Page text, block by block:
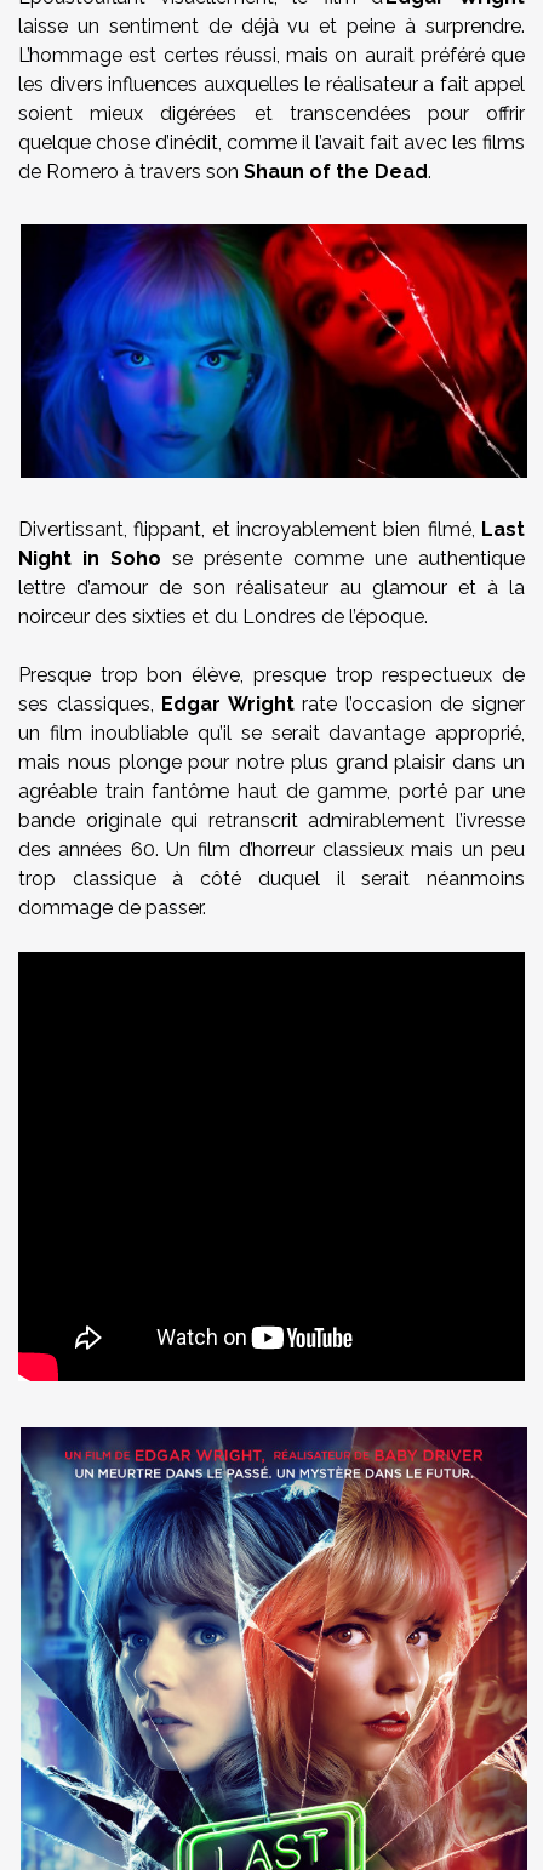
laisse un sentiment de déjà vu et peine à surprendre.
L’hommage est certes réussi, mais on aurait préféré que
les divers influences auxquelles le réalisateur a fait appel
soient mieux digérées et transcendées pour offrir
quelque chose d’inédit, comme il l’avait fait avec les films
de Romero à travers son Shaun of the Dead.
Divertissant, flippant, et incroyablement bien filmé, Last
Night in Soho se présente comme une authentique
lettre d’amour de son réalisateur au glamour et à la
noirceur des sixties et du Londres de l’époque.
Presque trop bon élève, presque trop respectueux de
ses classiques, Edgar Wrightrate l’occasion de signer
un film inoubliable qu’il se serait davantage approprié,
mais nous plonge pour notre plus grand plaisir dans un
agréable train fantôme haut de gamme, porté par une
bande originale qui retranscrit admirablement l’ivresse
des années 60. Un film d’horreur classieux mais un peu
trop classique à côté duquel il serait néanmoins
dommage de passer.